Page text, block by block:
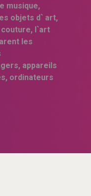
musique,
objets d` art,
l`art
les
appareils
ordinateurs